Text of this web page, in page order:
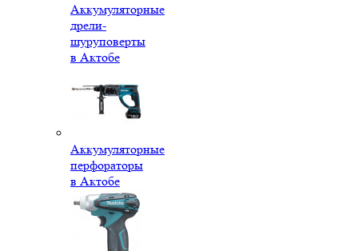
Аккумуляторные
дрели-
шуруповерты
в Актобе
Аккумуляторные
перфораторы
в Актобе